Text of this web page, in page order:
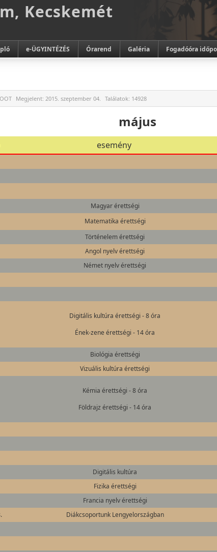
Kecskemét
e-ÜGYINTÉZÉS Órarend Galéria Fogadóóra
Megjelent: 2015. szeptember 04. Találatok: 14928
május
esemény
Magyar érettségi
Matematika érettségi
Történelem érettségi
Angol nyelv érettségi
Német nyelv érettségi
Digitális kultúra érettségi - 8 óra
Ének-zene érettségi - 14 óra
Biológia érettségi
Vizuális kultúra érettségi
Kémia érettségi - 8 óra
Földrajz érettségi - 14 óra
Digitális kultúra
Fizika érettségi
Francia nyelv érettségi
Diákcsoportunk Lengyelországban